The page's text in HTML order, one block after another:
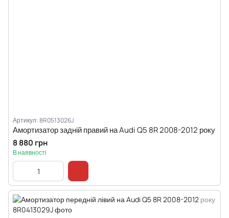
Артикул: 8R0513026J
Амортизатор задній правий на Audi Q5 8R 2008-2012 року
8 880 грн
В наявності